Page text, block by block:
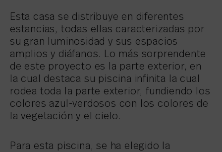
Esta casa se distribuye en diferentes
estancias, todas ellas caracterizadas por
su gran luminosidad y sus espacios
amplios y diáfanos. Lo más sorprendente
de este proyecto es la parte exterior, en
la cual destaca su piscina infinita la cual
rodea toda la parte exterior, fundiendo los
colores azul-verdosos con los colores de
la vegetación y el cielo.
Para esta piscina, se ha elegido la